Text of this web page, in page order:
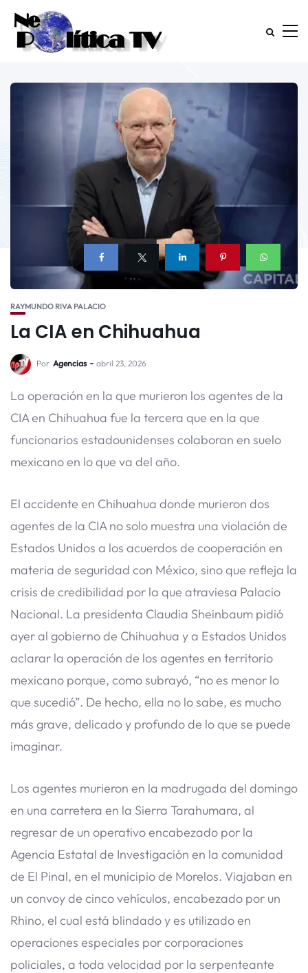
RAYMUNDO RIVA PALACIO
La CIA en Chihuahua
Por Agencias abril 23, 2026
La operación en la que murieron los agentes de la
CIA en Chihuahua fue la tercera que en la que
funcionarios estadounidenses colaboran en suelo
mexicano en lo que va del año.
El accidente en Chihuahua donde murieron dos
agentes de la CIA no solo muestra una violación de
Estados Unidos a los acuerdos de cooperación en
materia de seguridad con México, sino que refleja la
crisis de credibilidad por la que atraviesa Palacio
Nacional. La presidenta Claudia Sheinbaum pidió
ayer al gobierno de Chihuahua y a Estados Unidos
aclarar la operación de los agentes en territorio
mexicano porque, como subrayó, “no es menor lo
que sucedió”. De hecho, ella no lo sabe, es mucho
más grave, delicado y profundo de lo que se puede
imaginar.
Los agentes murieron en la madrugada del domingo
en una carretera en la Sierra Tarahumara, al
regresar de un operativo encabezado por la
Agencia Estatal de Investigación en la comunidad
de El Pinal, en el municipio de Morelos. Viajaban en
un convoy de cinco vehículos, encabezado por un
Rhino, el cual está blindado y es utilizado en
operaciones especiales por corporaciones
policiales, a toda velocidad por la serpenteante